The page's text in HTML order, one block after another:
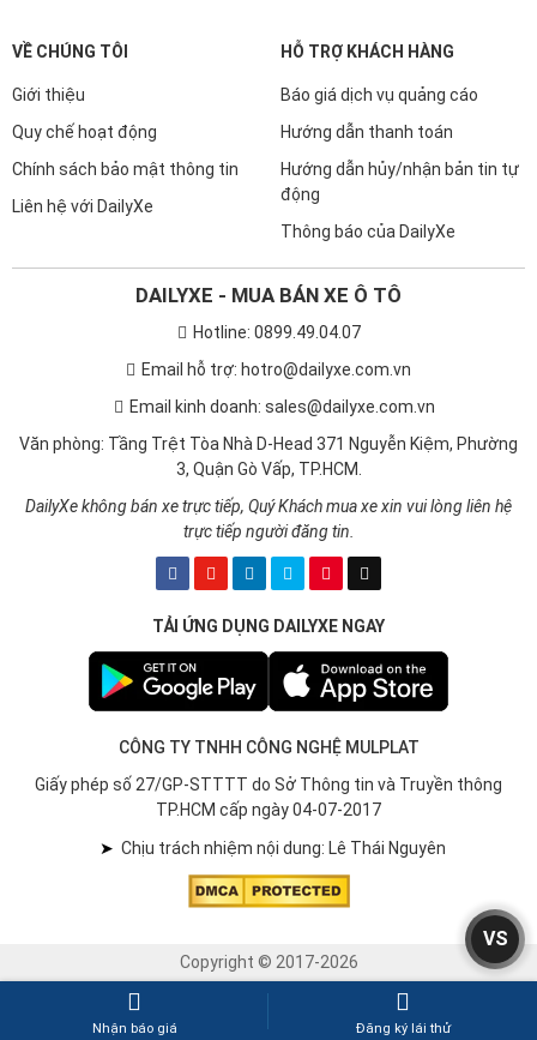
VS
VỀ CHÚNG TÔI
Giới thiệu
Quy chế hoạt động
Chính sách bảo mật thông tin
Liên hệ với DailyXe
HỖ TRỢ KHÁCH HÀNG
Báo giá dịch vụ quảng cáo
Hướng dẫn thanh toán
Hướng dẫn hủy/nhận bản tin tự
động
Thông báo của DailyXe
DAILYXE - MUA BÁN XE Ô TÔ
Hotline: 0899.49.04.07
Email hỗ trợ: hotro@dailyxe.com.vn
Email kinh doanh: sales@dailyxe.com.vn
Văn phòng: Tầng Trệt Tòa Nhà D-Head 371 Nguyễn Kiệm, Phường
3, Quận Gò Vấp, TP.HCM.
DailyXe không bán xe trực tiếp, Quý Khách mua xe xin vui lòng liên hệ
trực tiếp người đăng tin.
TẢI ỨNG DỤNG DAILYXE NGAY
CÔNG TY TNHH CÔNG NGHỆ MULPLAT
Giấy phép số 27/GP-STTTT do Sở Thông tin và Truyền thông
TP.HCM cấp ngày 04-07-2017
➤ Chịu trách nhiệm nội dung: Lê Thái Nguyên
Copyright © 2017-2026
Nhận báo giá Đăng ký lái thử